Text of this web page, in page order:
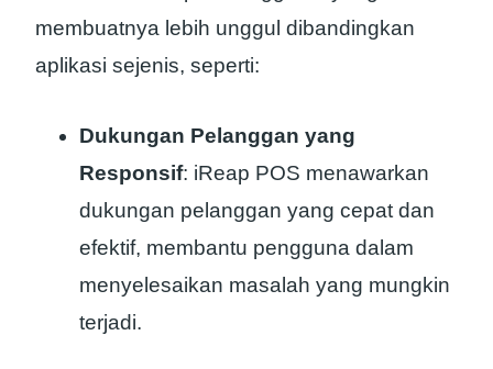
membuatnya lebih unggul dibandingkan
aplikasi sejenis, seperti:
Dukungan Pelanggan yang
Responsif: iReap POS menawarkan
dukungan pelanggan yang cepat dan
efektif, membantu pengguna dalam
menyelesaikan masalah yang mungkin
terjadi.